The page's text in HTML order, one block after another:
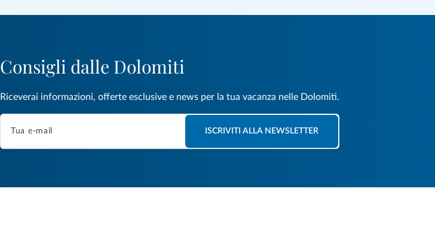
Consigli dalle Dolomiti
Riceverai informazioni, offerte esclusive e news per la tua vacanza nelle Dolomiti.
ISCRIVITI ALLA NEWSLETTER